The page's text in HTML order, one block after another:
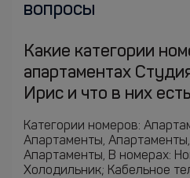
вопросы
Какие категории
апартаментах
Ирис и что в них
Категории номеров:
Апартаменты,
Апартаменты, В номерах:
Холодильник; Кабельное